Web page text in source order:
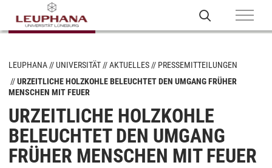
LEUPHANA UNIVERSITÄT AKTUELLES
PRESSEMITTEILUNGEN
URZEITLICHE HOLZKOHLE BELEUCHTET DEN UMGANG FRÜHER
MENSCHEN MIT FEUER
URZEITLICHE HOLZKOHLE
BELEUCHTET DEN UMGANG
FRÜHER MENSCHEN MIT FEUER